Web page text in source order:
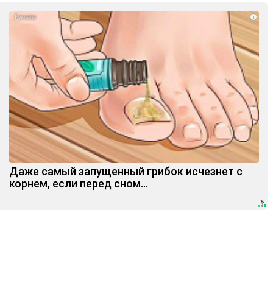
i
Даже самый запущенный грибок исчезнет с
корнем, если перед сном…